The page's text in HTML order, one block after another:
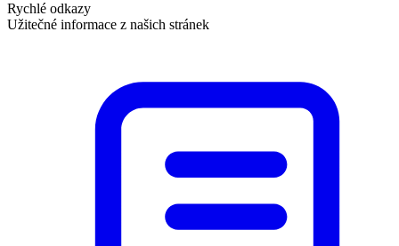
Rychlé odkazy
Užitečné informace z našich stránek